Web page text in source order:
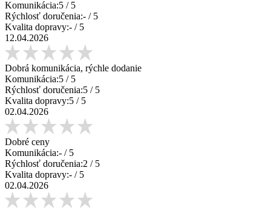
Komunikácia:5 / 5
Rýchlosť doručenia:- / 5
Kvalita dopravy:- / 5
12.04.2026
Dobrá komunikácia, rýchle dodanie
Komunikácia:5 / 5
Rýchlosť doručenia:5 / 5
Kvalita dopravy:5 / 5
02.04.2026
Dobré ceny
Komunikácia:- / 5
Rýchlosť doručenia:2 / 5
Kvalita dopravy:- / 5
02.04.2026